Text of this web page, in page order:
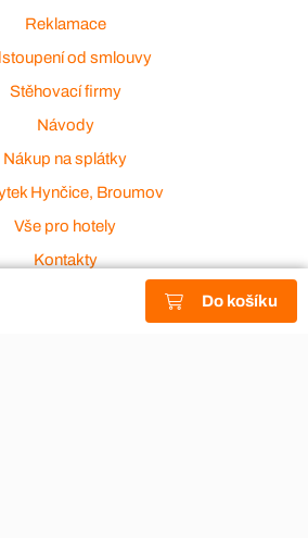
Do košíku
Reklamace
od smlouvy
Stěhovací firmy
Návody
Nákup na splátky
Hynčice, Broumov
Vše pro hotely
Kontakty
platební karty